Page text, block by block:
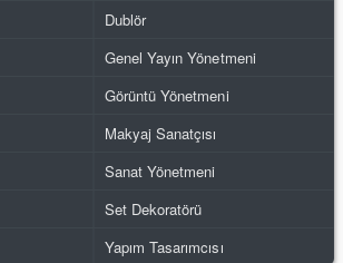
Dublör
Genel Yayın Yönetmeni
Görüntü Yönetmeni
Makyaj Sanatçısı
Sanat Yönetmeni
Set Dekoratörü
Yapım Tasarımcısı